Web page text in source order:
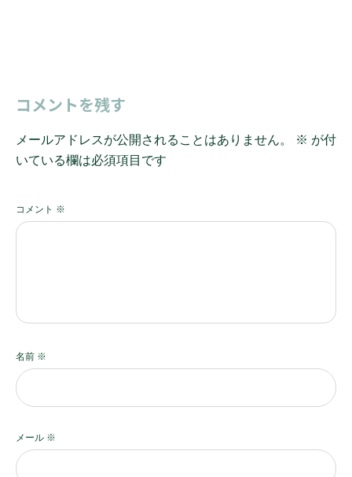
コメントを残す
メールアドレスが公開されることはありません。 ※ が付
いている欄は必須項目です
コメント ※
名前 ※
メール ※